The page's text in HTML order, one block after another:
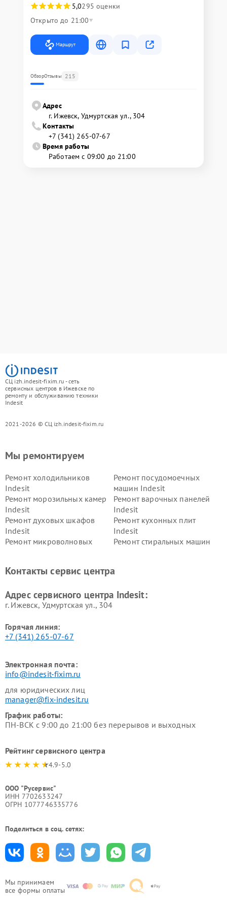
5,0295 оценки
Открыто до 21:00
Маршрут
ОбзорОтзывы 215
Адрес
г. Ижевск, Удмуртская ул., 304
Контакты
+7 (341) 265-07-67
Время работы
Работаем с 09:00 до 21:00
СЦ izh.indesit-fixim.ru - сеть
сервисных центров в Ижевске по
ремонту и обслуживанию техники
Indesit
2021-2026 © СЦ izh.indesit-fixim.ru
Мы принимаем
все формы оплаты
Мы ремонтируем
Ремонт холодильников
Indesit
Ремонт посудомоечных
машин Indesit
Ремонт морозильных камер
Indesit
Ремонт варочных панелей
Indesit
Ремонт духовых шкафов
Indesit
Ремонт кухонных плит
Indesit
Ремонт микроволновых
Ремонт стиральных машин
Indesit
Indesit
Контакты сервис центра
Адрес сервисного центра Indesit:
г. Ижевск, Удмуртская ул., 304
Горячая линия:
+7 (341) 265-07-67
Электронная почта:
info@indesit-fixim.ru
для юридических лиц
manager@fix-indesit.ru
График работы:
ПН-ВСК с 9:00 до 21:00 без перерывов и выходных
Рейтинг сервисного центра
4.9-5.0
ООО "Русервис"
ИНН 7702633247
ОГРН 1077746335776
Поделиться в соц. сетях: